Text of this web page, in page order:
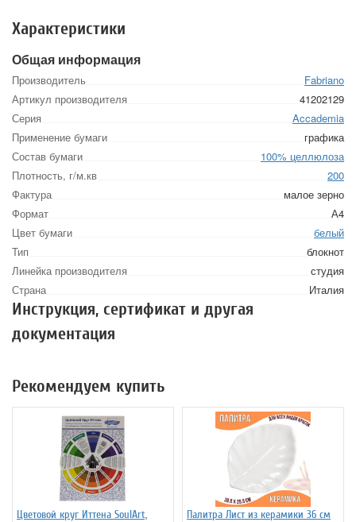
Характеристики
Общая информация
Производитель
Fabriano
Артикул производителя
41202129
Серия
Accademia
Применение бумаги
графика
Состав бумаги
100% целлюлоза
Плотность, г/м.кв
200
Фактура
малое зерно
Формат
А4
Цвет бумаги
белый
Тип
блокнот
Линейка производителя
студия
Страна
Италия
Инструкция, сертификат и другая
документация
Рекомендуем купить
Цветовой круг Иттена SoulArt,
Палитра Лист из керамики 36 см